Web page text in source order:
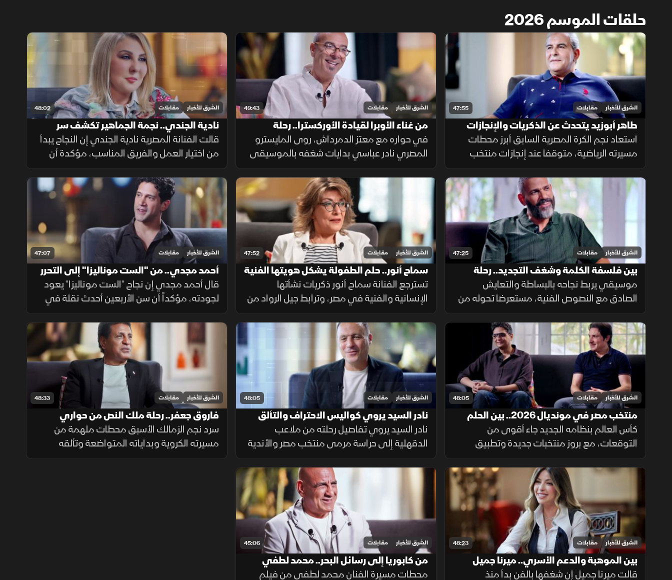
حلقات الموسم 2026
47:55 الشرق للأخبار مقابلات
طاهر أبوزيد يتحدث عن الذكريات والإنجازات
ومحطات التألق
استعاد نجم الكرة المصرية السابق أبرز محطات
مسيرته الرياضية، متوقفا عند إنجازات منتخب
الشباب ومنتخب مصر، وتأثير المدربين الكبار في
صناعة جيل ترك بصمة بارزة في تاريخ اللعبة.
49:43 الشرق للأخبار مقابلات
من غناء الأوبرا لقيادة الأوركسترا.. رحلة
الموسيقار نادر عباسي الملهمة
في حواره مع معتز الدمرداش، روى المايسترو
المصري نادر عباسي بدايات شغفه بالموسيقى
بتشجيع عفاف راضي، ورحلة تحديه في أوروبا
وصولاً للعالمية، معرباً عن فخره بأداء منتخب مصر
والدعم العربي.
48:02 الشرق للأخبار مقابلات
نادية الجندي.. نجمة الجماهير تكشف سر
استمرار النجاح عبر عقود
قالت الفنانة المصرية نادية الجندي إن النجاح يبدأ
من اختيار العمل والفريق المناسب، مؤكدة أن
التحضير للشخصية ودراسة تفاصيلها وراء
استمرارها نجمة للجماهير، وكشفت كيف صنعت
أدوارها الأولى رغم صغر مساحتها
47:25 الشرق للأخبار مقابلات
بين فلسفة الكلمة وشغف التجديد.. رحلة
الملحن إيهاب عبد الواحد في ضيفي
موسيقي يربط نجاحه بالبساطة والتعايش
الصادق مع النصوص الفنية، مستعرضا تحوله من
دراسة القانون إلى الفن، وموضحا أن شغف
التجريب ودمج الألوان الإيقاعية يضمن استمرارية
الإبداع.
47:52 الشرق للأخبار مقابلات
سماح أنور.. حلم الطفولة يشكل هويتها الفنية
تسترجع الفنانة سماح أنور ذكريات نشأتها
الإنسانية والفنية في مصر، وترابط جيل الرواد من
صناع السينما والمسرح مستعرضة ملامح
طفولتها بوسط القاهرة ويقينها بمسيرتها في
التمثيل داخل مصر
47:07 الشرق للأخبار مقابلات
أحمد مجدي.. من "الست موناليزا" إلى التحرر
من "التوكسيك"
قال أحمد مجدي إن نجاح "الست موناليزا" يعود
لجودته، مؤكداً أن سن الأربعين أحدث نقلة في
تفكيره، وكشف عن تحديات تجربة الطلاق وقراره
التحرر من الأدوار "التوكسيك" بالدراما
48:05 الشرق للأخبار مقابلات
منتخب مصر في مونديال 2026.. بين الحلم
والتحدي
كأس العالم بنظامه الجديد جاء أقوى من
التوقعات، مع بروز منتخبات جديدة وتطبيق
قوانين تحكيمية تستهدف زيادة زمن اللعب
الفعلي والارتقاء بالمنافسة.
48:05 الشرق للأخبار مقابلات
نادر السيد يروي كواليس الاحتراف والتألق
في ضربات الجزاء
نادر السيد يروي تفاصيل رحلته من ملاعب
الدقهلية إلى حراسة مرمى منتخب مصر والأندية
الكبرى، مؤكداً أن الشغف والعمل المستمر كانا
أساس نجاحه. كما يتحدث عن تجربته في التدريب
والاستثمار الرياضي ورؤيته
48:33 الشرق للأخبار مقابلات
فاروق جعفر.. رحلة ملك النص من حواري
المنيرة إلى ملاعب أميركا
سرد نجم الزمالك الأسبق محطات ملهمة من
مسيرته الكروية وبداياته المتواضعة وتألقه
بالمنتخب، مستعرضًا مواقف إنسانية وتكريمًا
48:23 الشرق للأخبار مقابلات
بين الموهبة والدعم الأسري.. ميرنا جميل
تروي رحلتها الفنية في ضيفي
قالت ميرنا جميل إن شغفها بالفن بدأ منذ
45:06 الشرق للأخبار مقابلات
من كابوريا إلى رسائل البحر.. محمد لطفي
يستعيد مسيرته الفنية في ضيفي
محطات مسيرة الفنان محمد لطفي من فيلم